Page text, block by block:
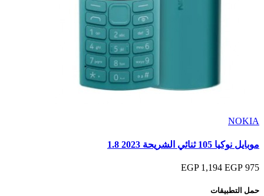
NOKIA
موبايل نوكيا 105 ثنائي الشريحة 2023 1.8
975 EGP
1,194 EGP
حمل التطبيقات